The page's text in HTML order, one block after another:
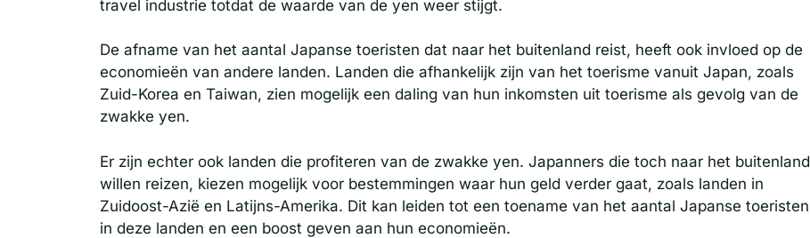
travel industrie totdat de waarde van de yen weer stijgt.
De afname van het aantal Japanse toeristen dat naar het buitenland reist, heeft ook invloed op de
economieën van andere landen. Landen die afhankelijk zijn van het toerisme vanuit Japan, zoals
Zuid-Korea en Taiwan, zien mogelijk een daling van hun inkomsten uit toerisme als gevolg van de
zwakke yen.
Er zijn echter ook landen die profiteren van de zwakke yen. Japanners die toch naar het buitenland
willen reizen, kiezen mogelijk voor bestemmingen waar hun geld verder gaat, zoals landen in
Zuidoost-Azië en Latijns-Amerika. Dit kan leiden tot een toename van het aantal Japanse toeristen
in deze landen en een boost geven aan hun economieën.